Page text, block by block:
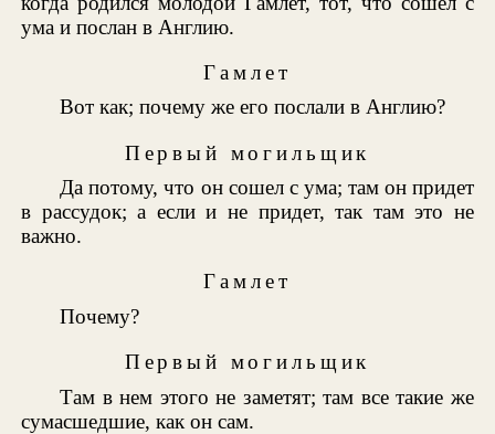
ума и послан в Англию.
Гамлет
Вот как; почему же его послали в Англию?
Первый могильщик
Да потому, что он сошел с ума; там он придет
в рассудок; а если и не придет, так там это не
важно.
Гамлет
Почему?
Первый могильщик
Там в нем этого не заметят; там все такие же
сумасшедшие, как он сам.